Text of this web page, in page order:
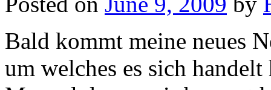
Bald kommt meine neues
um welches es sich